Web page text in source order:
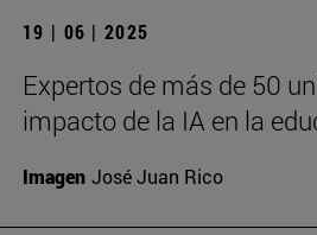
19 | 06 | 2025
Expertos de más de 50
impacto de la IA en la
Imagen José Juan Rico